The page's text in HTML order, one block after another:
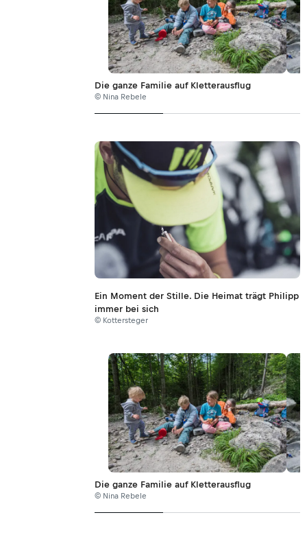
Die ganze Familie auf Kletterausflug
© Nina Rebele
Ein Moment der Stille. Die Heimat trägt Philipp
immer bei sich
© Kottersteger
Die ganze Familie auf Kletterausflug
© Nina Rebele